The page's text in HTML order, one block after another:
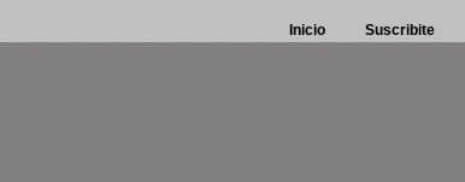
Inicio Suscribite